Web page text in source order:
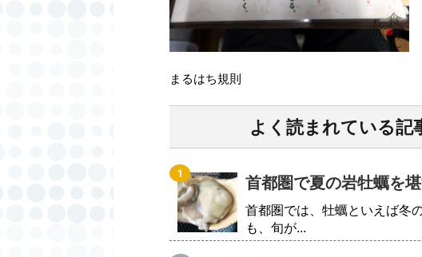
まるはち規則
よく読まれている記
首都圏で夏の岩牡蠣を
首都圏では、牡蠣といえば冬
も、旬が...